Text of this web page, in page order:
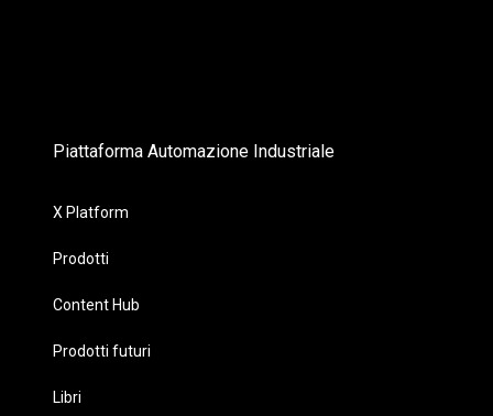
Piattaforma Automazione Industriale
X Platform
Prodotti
Content Hub
Prodotti futuri
Libri